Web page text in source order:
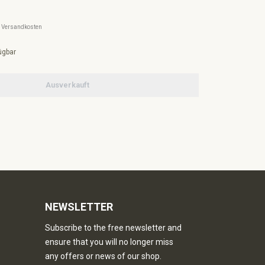
Ausverkauft
NEWSLETTER
Subscribe to the free newsletter and
ensure that you will no longer miss
any offers or news of our shop.